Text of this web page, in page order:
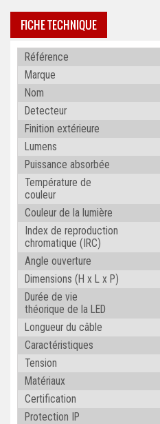
FICHE TECHNIQUE
Référence
Marque
Nom
Detecteur
Finition extérieure
Lumens
Puissance absorbée
Température de
couleur
Couleur de la lumière
Index de reproduction
chromatique (IRC)
Angle ouverture
Dimensions (H x L x P)
Durée de vie
théorique de la LED
Longueur du câble
Caractéristiques
Tension
Matériaux
Certification
Protection IP